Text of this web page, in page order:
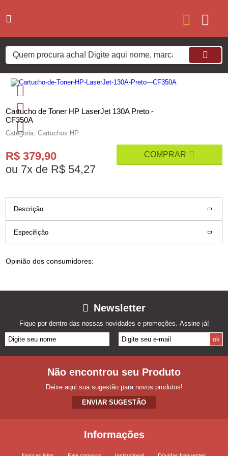
Cartucho de Toner HP LaserJet 130A Preto -
CF350A
Categoria: Cartuchos HP
R$ 379,90
ou 7x de R$ 54,27
Descrição
Especifição
Opinião dos consumidores:
Newsletter
Fique por dentro das nossas novidades e promoções. Assine já!
Não encontrou seu Produto
Deixe aqui sua sugestão para novos produtos!
ENVIAR SUGESTÃO
Informações